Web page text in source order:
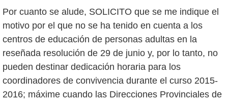
Por cuanto se alude, SOLICITO que se me indique el
motivo por el que no se ha tenido en cuenta a los
centros de educación de personas adultas en la
reseñada resolución de 29 de junio y, por lo tanto, no
pueden destinar dedicación horaria para los
coordinadores de convivencia durante el curso 2015-
2016; máxime cuando las Direcciones Provinciales de